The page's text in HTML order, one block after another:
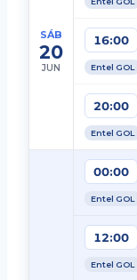
SÁB
20
JUN
16:00
Entel GOL
20:00
Entel GOL
00:00
Entel GOL
12:00
Entel GOL